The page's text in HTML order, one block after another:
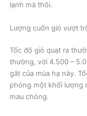
lạnh mà thôi.
Lượng cuốn gió vượt
Tốc độ gió quạt ra
thường, với 4.500 –
gắt của mùa hạ này.
phóng một khối lượng
mau chóng.